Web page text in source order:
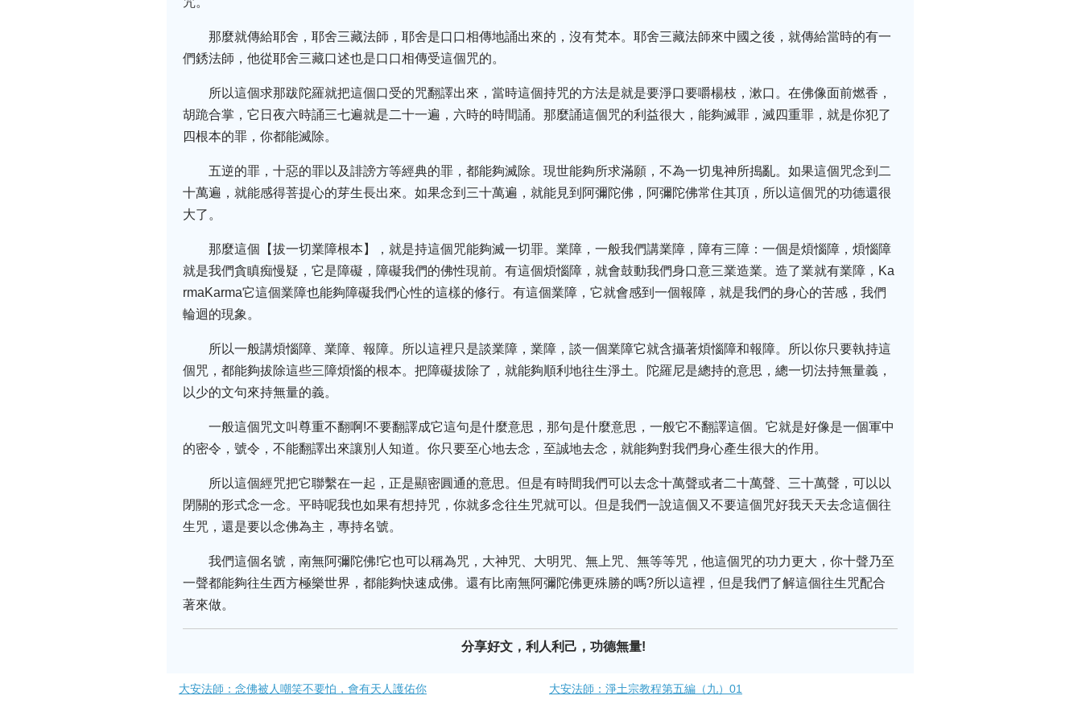
那麼就傳給耶舍，耶舍三藏法師，耶舍是口口相傳地誦出來的，沒有梵本。耶舍三藏法師來中國之後，就傳給當時的有一
們銹法師，他從耶舍三藏口述也是口口相傳受這個咒的。
所以這個求那跋陀羅就把這個口受的咒翻譯出來，當時這個持咒的方法是就是要淨口要嚼楊枝，漱口。在佛像面前燃香，
胡跪合掌，它日夜六時誦三七遍就是二十一遍，六時的時間誦。那麼誦這個咒的利益很大，能夠滅罪，滅四重罪，就是你犯了
四根本的罪，你都能滅除。
五逆的罪，十惡的罪以及誹謗方等經典的罪，都能夠滅除。現世能夠所求滿願，不為一切鬼神所搗亂。如果這個咒念到二
十萬遍，就能感得菩提心的芽生長出來。如果念到三十萬遍，就能見到阿彌陀佛，阿彌陀佛常住其頂，所以這個咒的功德還很
大了。
那麼這個【拔一切業障根本】，就是持這個咒能夠滅一切罪。業障，一般我們講業障，障有三障：一個是煩惱障，煩惱障
就是我們貪瞋痴慢疑，它是障礙，障礙我們的佛性現前。有這個煩惱障，就會鼓動我們身口意三業造業。造了業就有業障，Ka
rmaKarma它這個業障也能夠障礙我們心性的這樣的修行。有這個業障，它就會感到一個報障，就是我們的身心的苦感，我們
輪迴的現象。
所以一般講煩惱障、業障、報障。所以這裡只是談業障，業障，談一個業障它就含攝著煩惱障和報障。所以你只要執持這
個咒，都能夠拔除這些三障煩惱的根本。把障礙拔除了，就能夠順利地往生淨土。陀羅尼是總持的意思，總一切法持無量義，
以少的文句來持無量的義。
一般這個咒文叫尊重不翻啊!不要翻譯成它這句是什麼意思，那句是什麼意思，一般它不翻譯這個。它就是好像是一個軍中
的密令，號令，不能翻譯出來讓別人知道。你只要至心地去念，至誠地去念，就能夠對我們身心產生很大的作用。
所以這個經咒把它聯繫在一起，正是顯密圓通的意思。但是有時間我們可以去念十萬聲或者二十萬聲、三十萬聲，可以以
閉關的形式念一念。平時呢我也如果有想持咒，你就多念往生咒就可以。但是我們一說這個又不要這個咒好我天天去念這個往
生咒，還是要以念佛為主，專持名號。
我們這個名號，南無阿彌陀佛!它也可以稱為咒，大神咒、大明咒、無上咒、無等等咒，他這個咒的功力更大，你十聲乃至
一聲都能夠往生西方極樂世界，都能夠快速成佛。還有比南無阿彌陀佛更殊勝的嗎?所以這裡，但是我們了解這個往生咒配合
著來做。
分享好文，利人利己，功德無量!
大安法師：念佛被人嘲笑不要怕，會有天人護佑你 大安法師：淨土宗教程第五編（九）01